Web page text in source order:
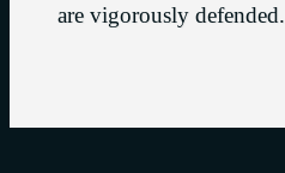
are vigorously defended.